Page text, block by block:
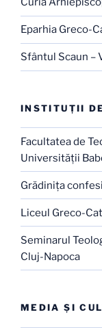
Eparhia Greco-
Sfântul Scaun –
INSTITUŢII
Facultatea de
Universităţii
Grădiniţa
Liceul Greco-
Seminarul
Cluj-Napoca
MEDIA ŞI